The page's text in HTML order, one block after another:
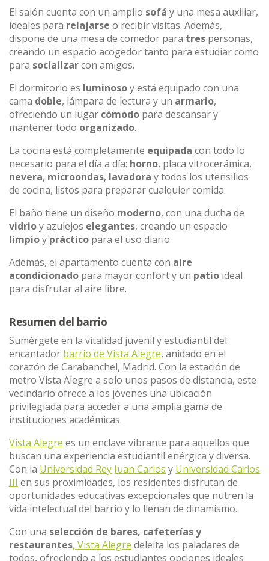
El salón cuenta con un amplio sofá y una mesa auxiliar,
ideales para relajarse o recibir visitas. Además,
dispone de una mesa de comedor para tres personas,
creando un espacio acogedor tanto para estudiar como
para socializarcon amigos.
El dormitorio es luminosoy está equipado con una
cama doble, lámpara de lectura y un armario,
ofreciendo un lugar cómodo para descansar y
mantener todo organizado.
La cocina está completamente equipada con todo lo
necesario para el día a día: horno, placa vitrocerámica,
nevera, microondas, lavadora y todos los utensilios
de cocina, listos para preparar cualquier comida.
El baño tiene un diseño moderno, con una ducha de
vidrioy azulejos elegantes, creando un espacio
limpioy práctico para el uso diario.
Además, el apartamento cuenta con aire
acondicionado para mayor confort y un patio ideal
para disfrutar al aire libre.
Resumen del barrio
Sumérgete en la vitalidad juvenil y estudiantil del
encantador barrio de Vista Alegre, anidado en el
corazón de Carabanchel, Madrid. Con la estación de
metro Vista Alegre a solo unos pasos de distancia, este
vecindario ofrece a los jóvenes una ubicación
privilegiada para acceder a una amplia gama de
instituciones académicas.
Vista Alegre es un enclave vibrante para aquellos que
buscan una experiencia estudiantil enérgica y diversa.
Con la Universidad Rey Juan Carlos y Universidad Carlos
III en sus proximidades, los residentes disfrutan de
oportunidades educativas excepcionales que nutren la
vida intelectual del barrio y lo llenan de dinamismo.
Con una selección de bares, cafeterías y
restaurantes, Vista Alegre deleita los paladares de
todos, ofreciendo a los estudiantes opciones ideales